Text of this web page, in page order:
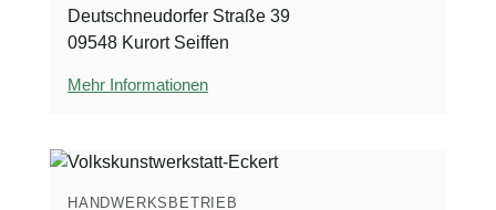
Deutschneudorfer Straße 39
09548 Kurort Seiffen
Mehr Informationen
HANDWERKSBETRIEB